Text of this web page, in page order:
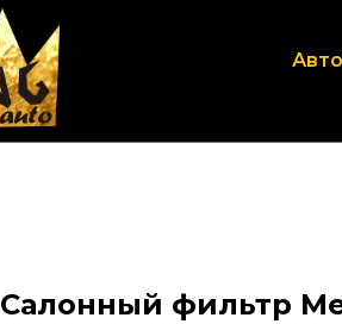
Салонный фильтр